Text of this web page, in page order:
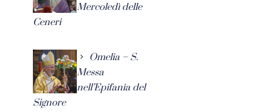
Mercoledì delle
Ceneri
Omelia – S.
Messa
nell’Epifania del
Signore